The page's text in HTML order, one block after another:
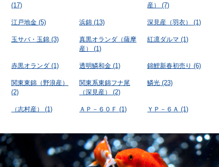
(17)
産）
(7)
江戸地金 (5) 浜錦 (13) 深見産（羽衣） (1)
玉サバ・玉錦 (3)
真黒オランダ（薩摩
産）
(1)
紅凛ダルマ (1)
赤黒オランダ (1) 透明鱗和金 (1) 錦鯉新春初売り (6)
関東東錦（野浪産）
(2)
関東系東錦フナ尾
（深見産）
(2)
鱗光 (23)
（志村産） (1) ＡＰ－６０Ｆ (1) ＹＰ－６Ａ (1)